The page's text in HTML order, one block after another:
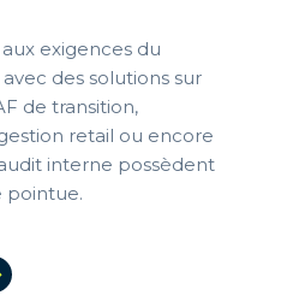
exigences du
des solutions sur
de transition,
retail ou encore
interne possèdent
pointue.